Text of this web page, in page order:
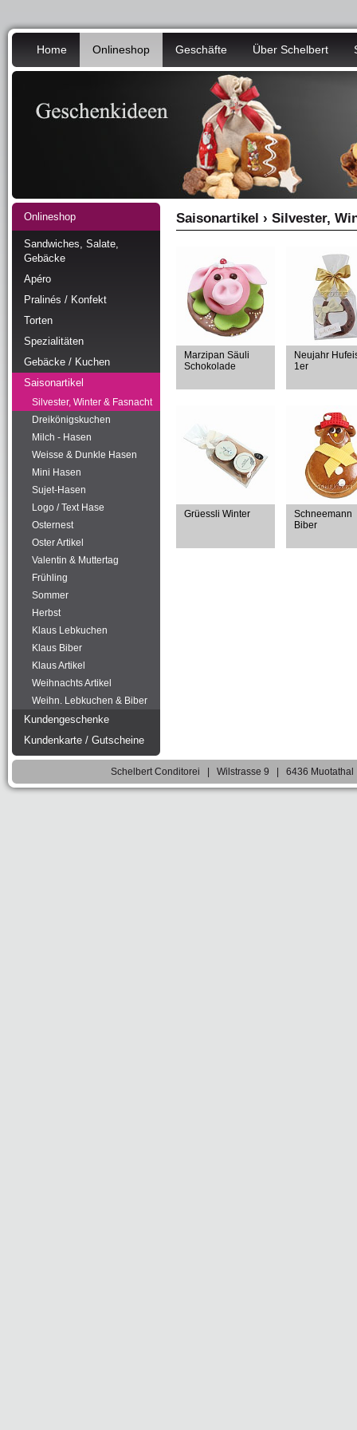
Home Onlineshop Geschäfte Über Schelbert
Onlineshop
Sandwiches, Salate,
Gebäcke
Apéro
Pralinés / Konfekt
Torten
Spezialitäten
Gebäcke / Kuchen
Saisonartikel
Silvester, Winter & Fasnacht
Dreikönigskuchen
Milch - Hasen
Weisse & Dunkle Hasen
Mini Hasen
Sujet-Hasen
Logo / Text Hase
Osternest
Oster Artikel
Valentin & Muttertag
Frühling
Sommer
Herbst
Klaus Lebkuchen
Klaus Biber
Klaus Artikel
Weihnachts Artikel
Weihn. Lebkuchen & Biber
Kundengeschenke
Kundenkarte / Gutscheine
Saisonartikel › Silvester,
Marzipan Säuli
Schokolade
Neujahr
1er
Grüessli Winter
Schneemann
Biber
Schelbert Conditorei | Wilstrasse 9 | 6436